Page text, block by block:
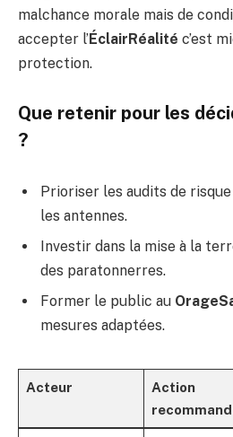
malchance morale mais de
accepter l’ÉclairRéalité c’est
protection.
Que retenir pour les
?
Prioriser les audits de
les antennes.
Investir dans la mise à la
des paratonnerres.
Former le public au
mesures adaptées.
Acteur
Action